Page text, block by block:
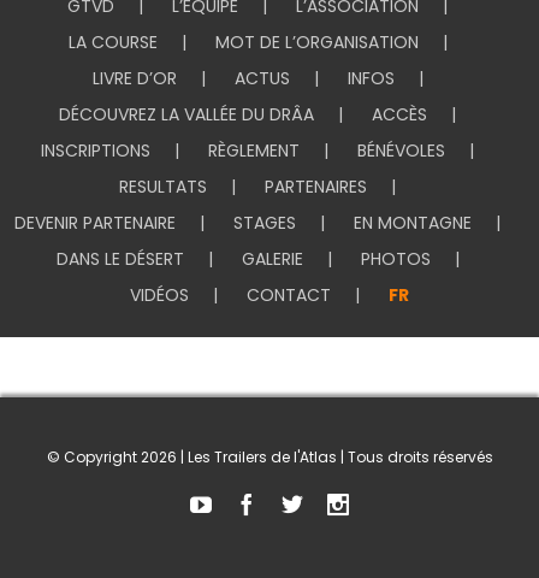
GTVD L’EQUIPE
L’ASSOCIATION
LA COURSE
MOT DE L’ORGANISATION
LIVRE D’OR
ACTUS
INFOS
DÉCOUVREZ LA VALLÉE DU DRÂA
ACCÈS
INSCRIPTIONS
RÈGLEMENT
BÉNÉVOLES
RESULTATS
PARTENAIRES
DEVENIR PARTENAIRE
STAGES
EN MONTAGNE
DANS LE DÉSERT
GALERIE
PHOTOS
VIDÉOS
CONTACT FR
© Copyright2026 | Les Trailers de l'Atlas | Tous droits réservés
YoutubeFacebook
Twitter